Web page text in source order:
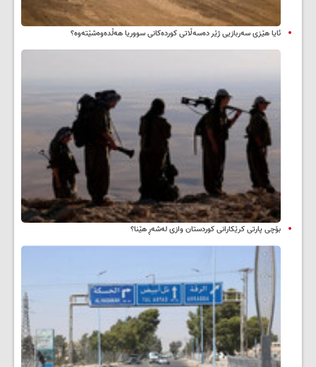
ئایا هێزی سەربازیی ژێر دەسەڵاتی کوردەکانی سووریا هەڵدەوەشێتەوە؟
بۆچی پارتی کرێکارانی کوردستان وازی لەشەڕ هێنا؟